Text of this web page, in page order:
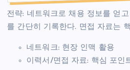
전략: 네트워크로 채용 정보를 얻
를 간단히 기록한다. 면접 자료는
네트워크: 현장 인맥 활용
이력서/면접 자료: 핵심 포인